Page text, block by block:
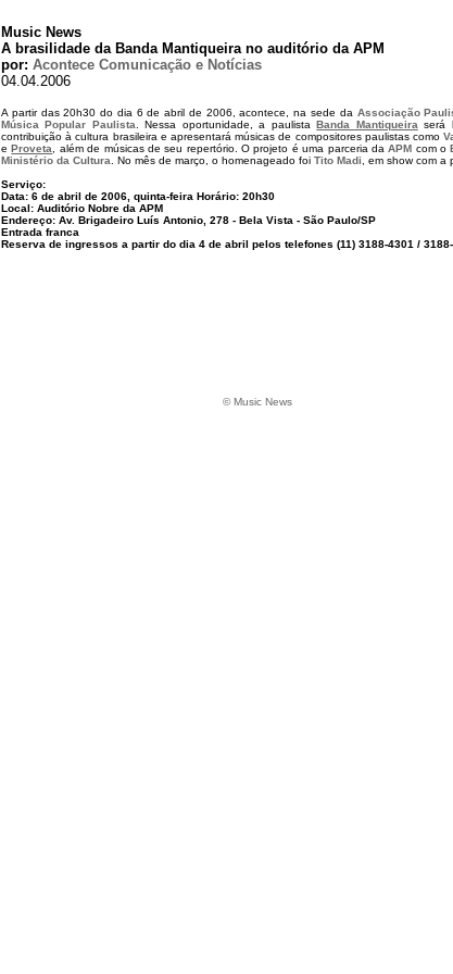
Music News
A brasilidade da Banda Mantiqueira no auditório da APM
por: Acontece Comunicação e Notícias
04.04.2006
A partir das 20h30 do dia 6 de abril de 2006, acontece, na sede da Associação
Música Popular Paulista . Nessa oportunidade, a paulistaBanda Mantiqueira será
contribuição à cultura brasileira e apresentará músicas de compositores paulistas como
eProveta , além de músicas de seu repertório. O projeto é uma parceria daAPM com o
Ministério da Cultura . No mês de março, o homenageado foi Tito Madi , em show com a
Serviço:
Data: 6 de abril de 2006, quinta-feira Horário: 20h30
Local: Auditório Nobre da APM
Endereço: Av. Brigadeiro Luís Antonio, 278 - Bela Vista - São Paulo/SP
Entrada franca
Reserva de ingressos a partir do dia 4 de abril pelos telefones (11) 3188-4301 / 3188-
© Music News